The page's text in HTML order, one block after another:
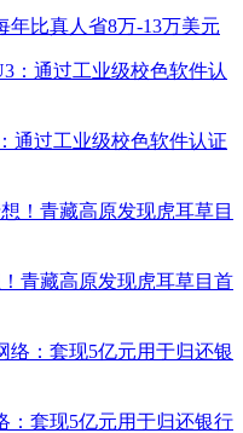
年比真人省8万-13万美元
通过工业级校色软件认证
青藏高原发现虎耳草目首
：套现5亿元用于归还银行